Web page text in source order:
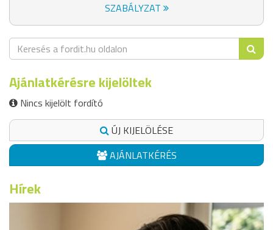
SZABÁLYZAT
Ajánlatkérésre kijelöltek
Nincs kijelölt fordító
ÚJ KIJELÖLÉSE
AJÁNLATKÉRÉS
Hírek